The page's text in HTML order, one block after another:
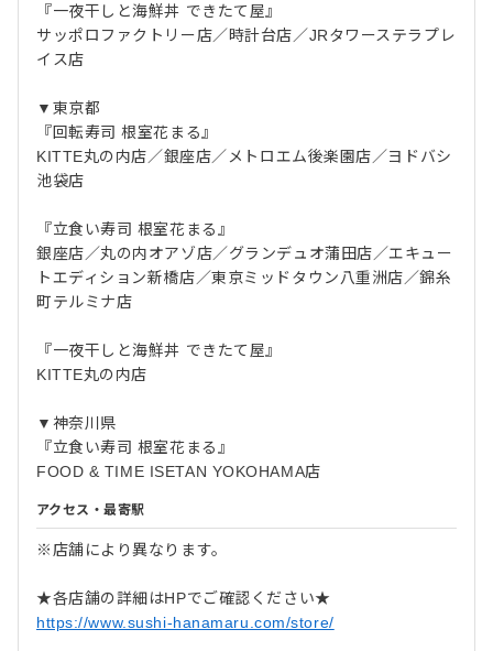
『一夜干しと海鮮丼 できたて屋』
サッポロファクトリー店／時計台店／JRタワーステラプレ
イス店
▼東京都
『回転寿司 根室花まる』
KITTE丸の内店／銀座店／メトロエム後楽園店／ヨドバシ
池袋店
『立食い寿司 根室花まる』
銀座店／丸の内オアゾ店／グランデュオ蒲田店／エキュー
トエディション新橋店／東京ミッドタウン八重洲店／錦糸
町テルミナ店
『一夜干しと海鮮丼 できたて屋』
KITTE丸の内店
▼神奈川県
『立食い寿司 根室花まる』
FOOD & TIME ISETAN YOKOHAMA店
アクセス・最寄駅
※店舗により異なります。
★各店舗の詳細はHPでご確認ください★
https://www.sushi-hanamaru.com/store/